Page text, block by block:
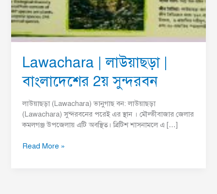
Lawachara | লাউয়াছড়া |
বাংলাদেশের 2য় সুন্দরবন
লাউয়াছড়া (Lawachara) ভানুগাছ বন: লাউয়াছড়া
(Lawachara) সুন্দরবনের পরেই এর স্থান । মৌল্ভীবাজার জেলার
কমলগঞ্জ উপজেলায় এটি অবস্থিত। ব্রিটিশ শাসনামলে এ […]
Read More »